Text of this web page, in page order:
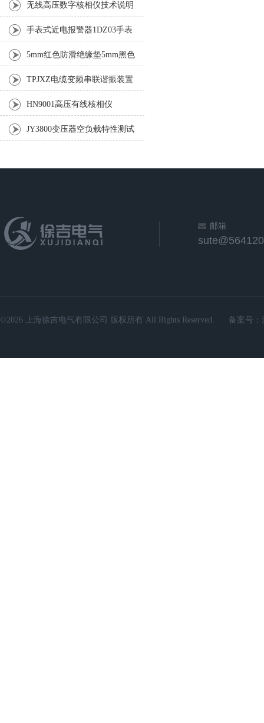
无线高压数字核相仪技术说明
手表式近电报警器1DZ03手表
式近电报警器1DZ8
5mm红色防滑绝缘垫5mm黑色
防滑绝缘垫6mm绿色平板绝缘
TPJXZ电缆变频串联谐振装置
电缆变频串联谐振装置
HN9001高压有线核相仪
JY3800变压器空负载特性测试
邮箱
©2026 上海徐吉电气有限公司 版权所有 All Rights Reserved. 备案号：